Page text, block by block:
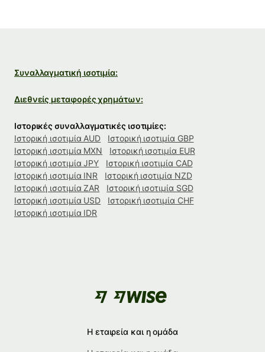
Συναλλαγματική ισοτιμία:
Διεθνείς μεταφορές χρημάτων:
Ιστορικές συναλλαγματικές ισοτιμίες:
Ιστορική ισοτιμία AUD
Ιστορική ισοτιμία GBP
Ιστορική ισοτιμία MXN
Ιστορική ισοτιμία EUR
Ιστορική ισοτιμία JPY
Ιστορική ισοτιμία CAD
Ιστορική ισοτιμία INR
Ιστορική ισοτιμία NZD
Ιστορική ισοτιμία ZAR
Ιστορική ισοτιμία SGD
Ιστορική ισοτιμία USD
Ιστορική ισοτιμία CHF
Ιστορική ισοτιμία IDR
Η εταιρεία και η ομάδα